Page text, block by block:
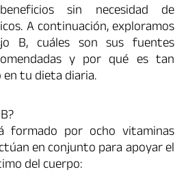
sin necesidad de
A continuación, exploramos
B, cuáles son sus fuentes
y por qué es tan
tu dieta diaria.
formado por ocho vitaminas
en conjunto para apoyar el
del cuerpo: